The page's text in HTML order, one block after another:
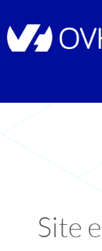
Site